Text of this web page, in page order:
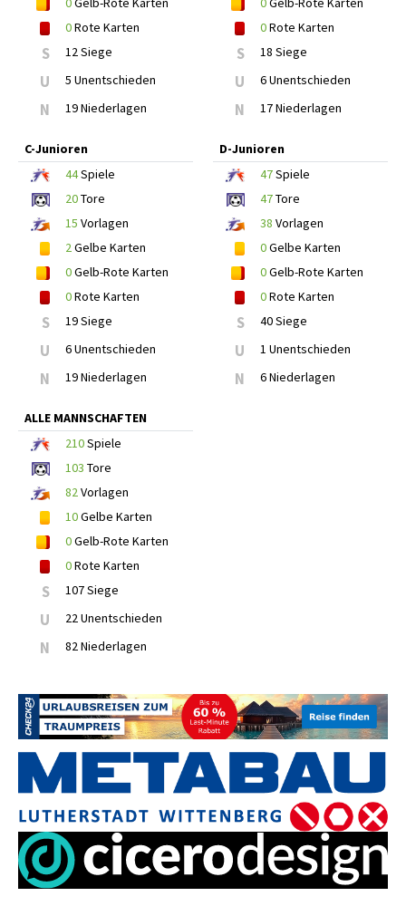
0Rote Karten
S 12 Siege
U 5 Unentschieden
N 19 Niederlagen
0Rote Karten
S 18 Siege
U 6 Unentschieden
N 17 Niederlagen
C-Junioren
44Spiele
20Tore
15 Vorlagen
2Gelbe Karten
0Gelb-Rote Karten
0Rote Karten
S 19 Siege
U 6 Unentschieden
N 19 Niederlagen
D-Junioren
47Spiele
47Tore
38 Vorlagen
0Gelbe Karten
0Gelb-Rote Karten
0Rote Karten
S 40 Siege
U 1 Unentschieden
N 6 Niederlagen
ALLE MANNSCHAFTEN
210Spiele
103 Tore
82Vorlagen
10Gelbe Karten
0Gelb-Rote Karten
0Rote Karten
S 107 Siege
U 22 Unentschieden
N 82 Niederlagen